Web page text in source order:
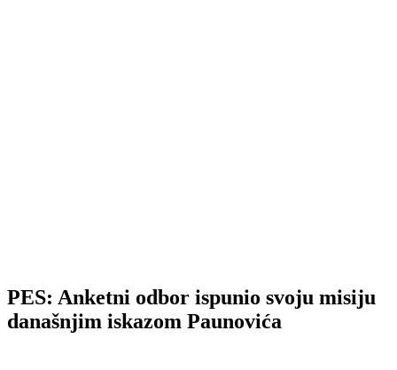
PES: Anketni odbor ispunio svoju misiju
današnjim iskazom Paunovića